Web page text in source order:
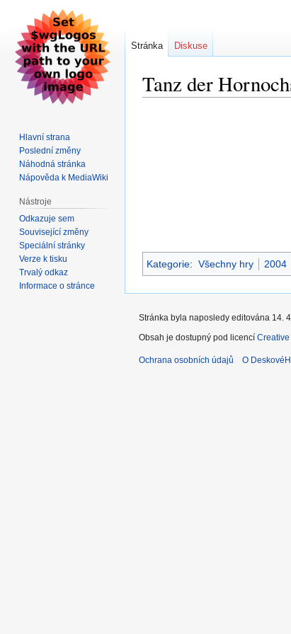
Tanz der
Kategorie: Všechny hry 2004
Stránka Diskuse
Hlavní strana
Poslední změny
Náhodná stránka
Nápověda k MediaWiki
Nástroje
Odkazuje sem
Související změny
Speciální stránky
Verze k tisku
Trvalý odkaz
Informace o stránce
Stránka byla naposledy editována 14.
Obsah je dostupný pod licencí
Ochrana osobních údajů O